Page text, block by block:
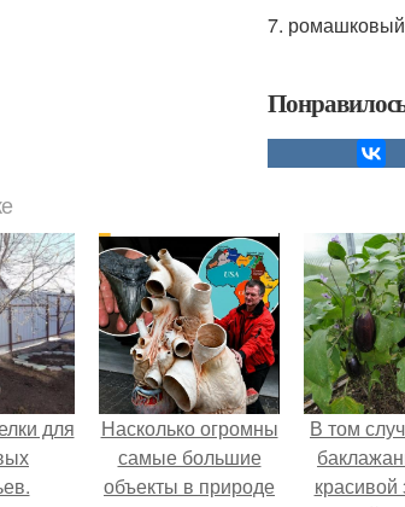
7. ромашковый
для
Насколько огромны
самые большие
объекты в природе
В том
красивой